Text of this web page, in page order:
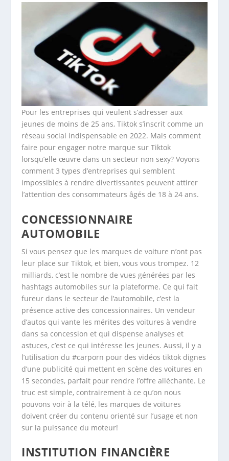
Pour les entreprises qui veulent s’adresser aux
jeunes de moins de 25 ans, Tiktok s’inscrit comme un
réseau social indispensable en 2022. Mais comment
faire pour engager notre marque sur Tiktok
lorsqu’elle œuvre dans un secteur non sexy? Voyons
comment 3 types d’entreprises qui semblent
impossibles à rendre divertissantes peuvent attirer
l’attention des consommateurs âgés de 18 à 24 ans.
CONCESSIONNAIRE
AUTOMOBILE
Si vous pensez que les marques de voiture n’ont pas
leur place sur Tiktok, et bien, vous vous trompez. 12
milliards, c’est le nombre de vues générées par les
hashtags automobiles sur la plateforme. Ce qui fait
fureur dans le secteur de l’automobile, c’est la
présence active des concessionnaires. Un vendeur
d’autos qui vante les mérites des voitures à vendre
dans sa concession et qui dispense analyses et
astuces, c’est ce qui intéresse les jeunes. Aussi, il y a
l’utilisation du #carporn pour des vidéos tiktok dignes
d’une publicité qui mettent en scène des voitures en
15 secondes, parfait pour rendre l’offre alléchante. Le
truc est simple, contrairement à ce qu’on nous
pouvons voir à la télé, les marques de voitures
doivent créer du contenu orienté sur l’usage et non
sur la puissance du moteur!
INSTITUTION FINANCIÈRE